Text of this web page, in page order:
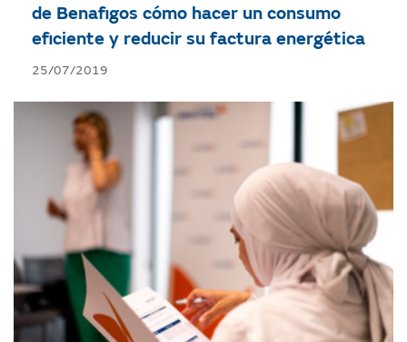
de Benafigos cómo hacer un consumo
eficiente y reducir su factura energética
25/07/2019